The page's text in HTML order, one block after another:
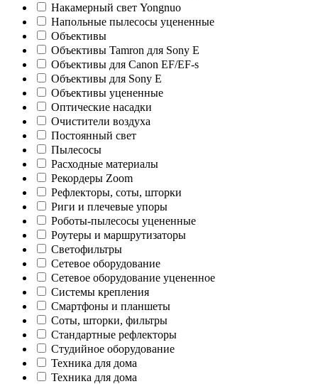
Накамерный свет Yongnuo
Напольные пылесосы уцененные
Объективы
Объективы Tamron для Sony E
Объективы для Canon EF/EF-s
Объективы для Sony E
Объективы уцененные
Оптические насадки
Очистители воздуха
Постоянный свет
Пылесосы
Расходные материалы
Рекордеры Zoom
Рефлекторы, соты, шторки
Риги и плечевые упоры
Роботы-пылесосы уцененные
Роутеры и маршрутизаторы
Светофильтры
Сетевое оборудование
Сетевое оборудование уцененное
Системы крепления
Смартфоны и планшеты
Соты, шторки, фильтры
Стандартные рефлекторы
Студийное оборудование
Техника для дома
Техника для дома